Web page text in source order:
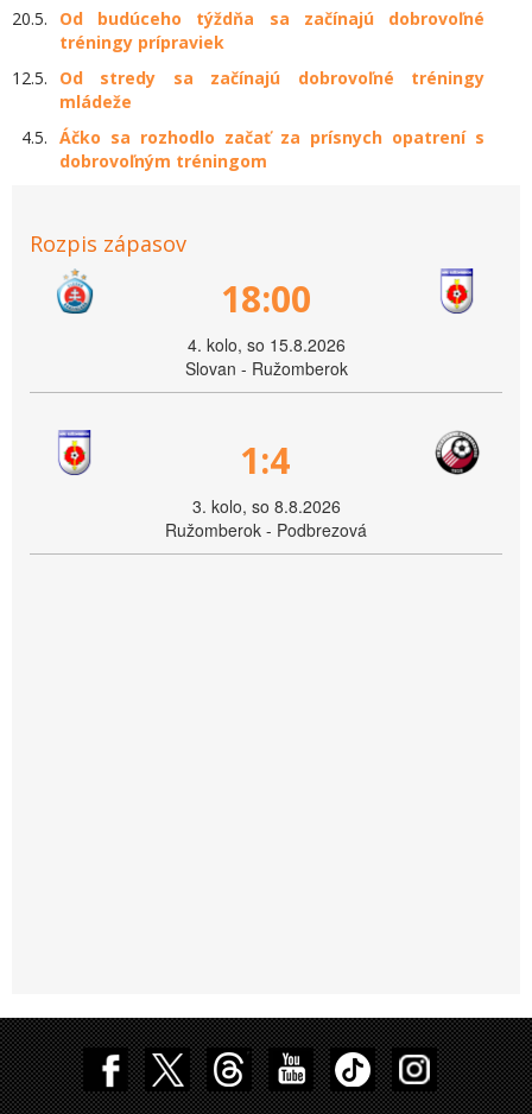
20.5.
Od budúceho týždňa sa začínajú dobrovoľné
tréningy prípraviek
12.5.
Od stredy sa začínajú dobrovoľné tréningy
mládeže
4.5. Áčko sa rozhodlo začať za prísnych opatrení s
dobrovoľným tréningom
Rozpis zápasov
18:00
4. kolo, so 15.8.2026
Slovan - Ružomberok
1:4
3. kolo, so 8.8.2026
Ružomberok - Podbrezová